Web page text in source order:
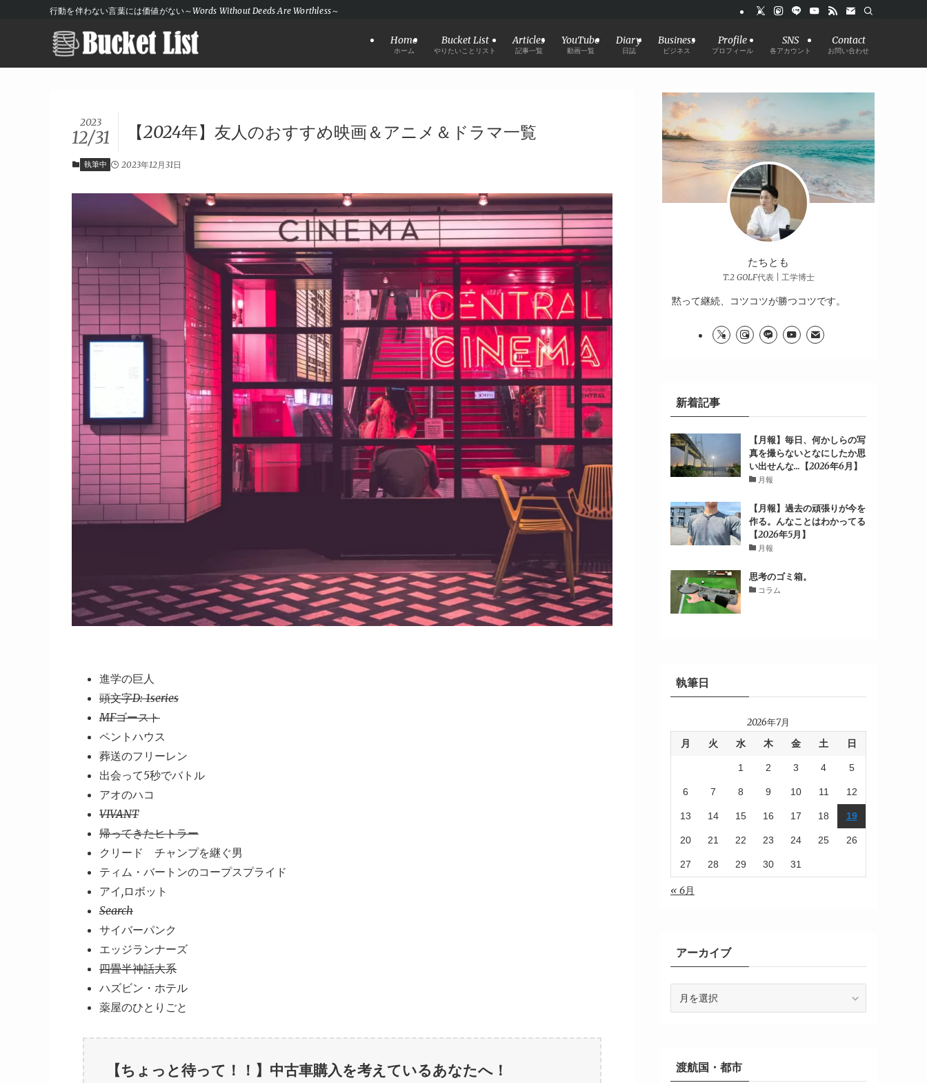
行動を伴わない言葉には価値がない～Words Without Deeds Are Worthless～
Home
ホーム
Bucket List
やりたいことリスト
Articles
記事一覧
YouTube
動画一覧
Diary
日誌
Business
ビジネス
Profile
プロフィール
SNS
各アカウント
Contact
お問い合わせ
【2024年】友人のおすすめ映画＆アニメ＆ドラマ一覧
2023
12/31
執筆中 2023年12月31日
進学の巨人
頭文字D: 1series
MFゴースト
ペントハウス
葬送のフリーレン
出会って5秒でバトル
アオのハコ
VIVANT
帰ってきたヒトラー
クリード チャンプを継ぐ男
ティム・バートンのコープスプライド
アイ,ロボット
Search
サイバーパンク
エッジランナーズ
四畳半神話大系
ハズビン・ホテル
薬屋のひとりごと
【ちょっと待って！！】中古車購入を考えているあなたへ！
たちとも
T.2 GOLF代表 | 工学博士
黙って継続、コツコツが勝つコツです。
新着記事
【月報】毎日、何かしらの写
真を撮らないとなにしたか思
い出せんな…【2026年6月】
月報
【月報】過去の頑張りが今を
作る。んなことはわかってる
【2026年5月】
月報
思考のゴミ箱。
コラム
執筆日
2026年7月
月 火 水 木 金 土 日
1 2 3 4 5
6 7 8 9 10 11 12
13 14 15 16 17 18 19
20 21 22 23 24 25 26
27 28 29 30 31
« 6月
アーカイブ
渡航国・都市